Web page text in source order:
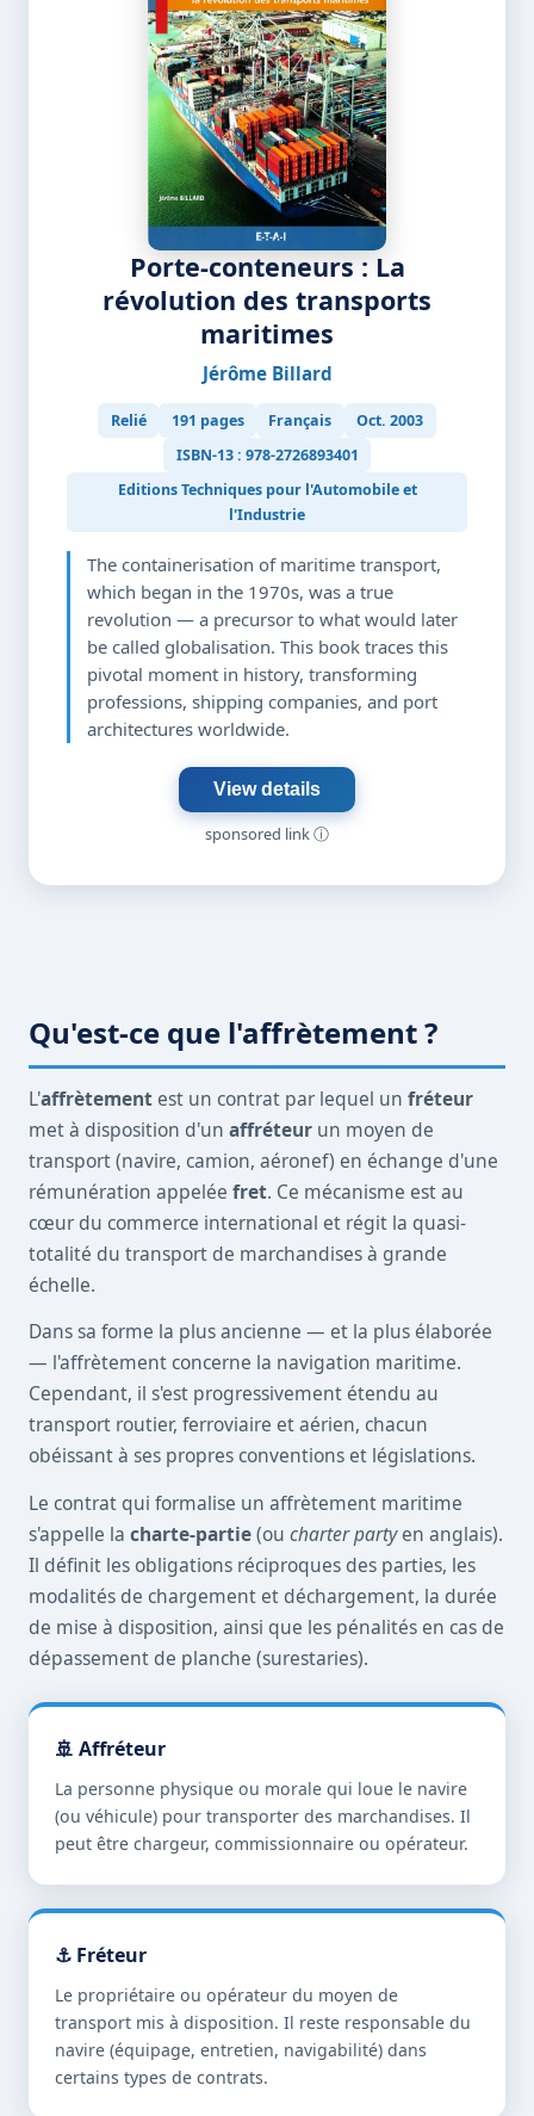
Porte-conteneurs : La
révolution des transports
maritimes
Jérôme Billard
Relié 191 pages Français
Oct. 2003
ISBN-13 : 978-2726893401
Editions Techniques pour l'Automobile et
l'Industrie
The containerisation of maritime transport,
which began in the 1970s, was a true
revolution — a precursor to what would later
be called globalisation. This book traces this
pivotal moment in history, transforming
professions, shipping companies, and port
architectures worldwide.
View details
sponsored linkⓘ
Qu'est-ce que l'affrètement ?
L'affrètement est un contrat par lequel un fréteur
met à disposition d'un affréteur un moyen de
transport (navire, camion, aéronef) en échange d'une
rémunération appelée fret. Ce mécanisme est au
cœur du commerce international et régit la quasi-
totalité du transport de marchandises à grande
échelle.
Dans sa forme la plus ancienne — et la plus élaborée
— l'affrètement concerne la navigation maritime.
Cependant, il s'est progressivement étendu au
transport routier, ferroviaire et aérien, chacun
obéissant à ses propres conventions et législations.
Le contrat qui formalise un affrètement maritime
s'appelle la charte-partie(ou charter partyen anglais).
Il définit les obligations réciproques des parties, les
modalités de chargement et déchargement, la durée
de mise à disposition, ainsi que les pénalités en cas de
dépassement de planche (surestaries).
🚢 Affréteur
La personne physique ou morale qui loue le navire
(ou véhicule) pour transporter des marchandises. Il
peut être chargeur, commissionnaire ou opérateur.
⚓ Fréteur
Le propriétaire ou opérateur du moyen de
transport mis à disposition. Il reste responsable du
navire (équipage, entretien, navigabilité) dans
certains types de contrats.